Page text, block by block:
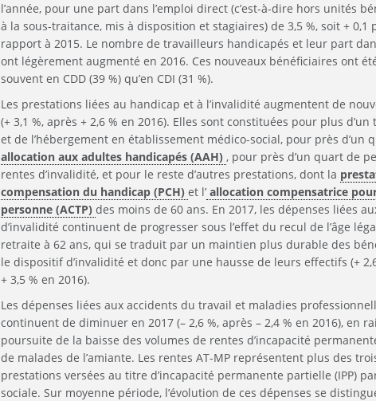
l’année, pour une part dans l’emploi direct (c’est-à-dire hors unités
à la sous-traitance, mis à disposition et stagiaires) de 3,5 %, soit + 0,1
rapport à 2015. Le nombre de travailleurs handicapés et leur part
ont légèrement augmenté en 2016. Ces nouveaux bénéficiaires ont
souvent en CDD (39 %) qu’en CDI (31 %).
Les prestations liées au handicap et à l’invalidité augmentent de
(+ 3,1 %, après + 2,6 % en 2016). Elles sont constituées pour plus d’un
et de l’hébergement en établissement médico-social, pour près d’un
allocation aux adultes handicapés (AAH) , pour près d’un quart de
rentes d’invalidité, et pour le reste d’autres prestations, dont la
compensation du handicap (PCH) et l’ allocation compensatrice
personne (ACTP) des moins de 60 ans. En 2017, les dépenses liées
d’invalidité continuent de progresser sous l’effet du recul de l’âge
retraite à 62 ans, qui se traduit par un maintien plus durable des
le dispositif d’invalidité et donc par une hausse de leurs effectifs (+
+ 3,5 % en 2016).
Les dépenses liées aux accidents du travail et maladies
continuent de diminuer en 2017 (– 2,6 %, après – 2,4 % en 2016), en
poursuite de la baisse des volumes de rentes d’incapacité
de malades de l’amiante. Les rentes AT-MP représentent plus des
prestations versées au titre d’incapacité permanente partielle (IPP)
sociale. Sur moyenne période, l’évolution de ces dépenses se